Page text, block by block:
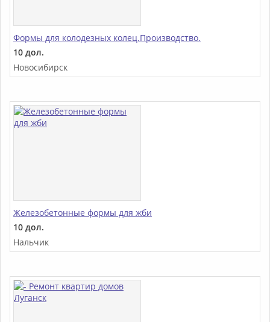
Формы для колодезных колец.Производство.
10 дол.
Новосибирск
Железобетонные формы для жби
10 дол.
Нальчик